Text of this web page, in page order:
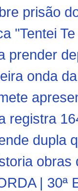
prisão
"Tentei
prender
onda
registra
dupla
obras
| 30ª